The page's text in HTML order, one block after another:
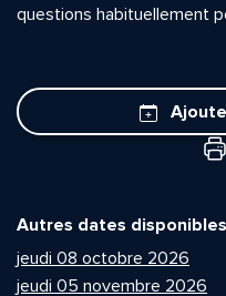
questions habituellement
Autres dates disponibles
jeudi 08 octobre 2026
jeudi 05 novembre 2026